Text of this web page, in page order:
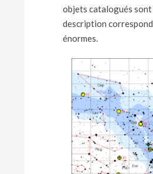
objets catalogués sont
description
énormes.